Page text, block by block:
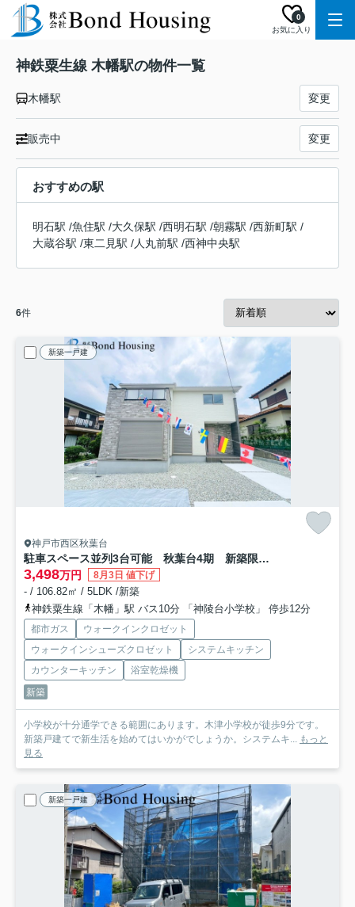
お気に入り
0
神鉄粟生線 木幡駅の物件一覧
木幡駅 変更
販売中 変更
おすすめの駅
明石駅 /魚住駅 /大久保駅 /西明石駅 /朝霧駅 /西新町駅 /
大蔵谷駅 /東二見駅 /人丸前駅 /西神中央駅
6件
新築一戸建
神戸市西区秋葉台
駐車スペース並列3台可能 秋葉台4期 新築限定1棟
3,498万円 8月3日 値下げ
- / 106.82㎡ / 5LDK /新築
神鉄粟生線「木幡」駅 バス10分 「神陵台小学校」 停歩12分
都市ガス
ウォークインクロゼット
ウォークインシューズクロゼット
システムキッチン
カウンターキッチン
浴室乾燥機
新築
小学校が十分通学できる範囲にあります。木津小学校が徒歩9分です。
新築戸建てで新生活を始めてはいかがでしょうか。システムキ... もっと
見る
新築一戸建